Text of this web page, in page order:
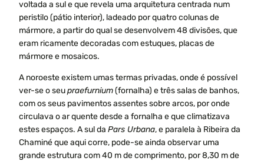
voltada a sul e que revela uma arquitetura centrada num
peristilo (pátio interior), ladeado por quatro colunas de
mármore, a partir do qual se desenvolvem 48 divisões, que
eram ricamente decoradas com estuques, placas de
mármore e mosaicos.
A noroeste existem umas termas privadas, onde é possível
ver-se o seupraefurnium(fornalha) e três salas de banhos,
com os seus pavimentos assentes sobre arcos, por onde
circulava o ar quente desde a fornalha e que climatizava
estes espaços. A sul daPars Urbana, e paralela à Ribeira da
Chaminé que aqui corre, pode-se ainda observar uma
grande estrutura com 40 m de comprimento, por 8,30 m de